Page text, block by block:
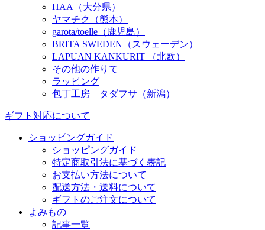
HAA（大分県）
ヤマチク（熊本）
garota/toelle（鹿児島）
BRITA SWEDEN（スウェーデン）
LAPUAN KANKURIT （北欧）
その他の作りて
ラッピング
包丁工房 タダフサ（新潟）
ギフト対応について
ショッピングガイド
ショッピングガイド
特定商取引法に基づく表記
お支払い方法について
配送方法・送料について
ギフトのご注文について
よみもの
記事一覧